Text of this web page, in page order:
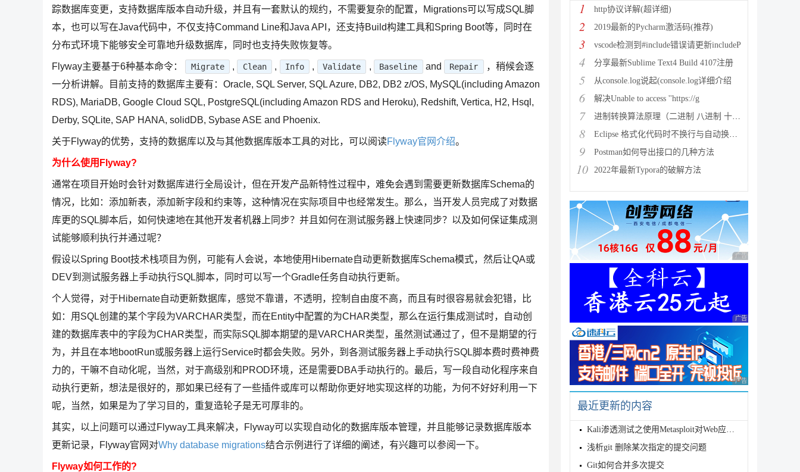
踪数据库变更，支持数据库版本自动升级，并且有一套默认的规约，不需要复杂的配置，Migrations可以写成SQL脚
本，也可以写在Java代码中，不仅支持Command Line和Java API，还支持Build构建工具和Spring Boot等，同时在
分布式环境下能够安全可靠地升级数据库，同时也支持失败恢复等。
Flyway主要基于6种基本命令： Migrate , Clean , Info , Validate , Baseline and Repair
，稍候会逐
一分析讲解。目前支持的数据库主要有：Oracle, SQL Server, SQL Azure, DB2, DB2 z/OS, MySQL(including Amazon
RDS), MariaDB, Google Cloud SQL, PostgreSQL(including Amazon RDS and Heroku), Redshift, Vertica, H2, Hsql,
Derby, SQLite, SAP HANA, solidDB, Sybase ASE and Phoenix.
关于Flyway的优势，支持的数据库以及与其他数据库版本工具的对比，可以阅读Flyway官网介绍。
为什么使用Flyway?
通常在项目开始时会针对数据库进行全局设计，但在开发产品新特性过程中，难免会遇到需要更新数据库Schema的
情况，比如：添加新表，添加新字段和约束等，这种情况在实际项目中也经常发生。那么，当开发人员完成了对数据
库更的SQL脚本后，如何快速地在其他开发者机器上同步？并且如何在测试服务器上快速同步？以及如何保证集成测
试能够顺利执行并通过呢？
假设以Spring Boot技术栈项目为例，可能有人会说，本地使用Hibernate自动更新数据库Schema模式，然后让QA或
DEV到测试服务器上手动执行SQL脚本，同时可以写一个Gradle任务自动执行更新。
个人觉得，对于Hibernate自动更新数据库，感觉不靠谱，不透明，控制自由度不高，而且有时很容易就会犯错，比
如：用SQL创建的某个字段为VARCHAR类型，而在Entity中配置的为CHAR类型，那么在运行集成测试时，自动创
建的数据库表中的字段为CHAR类型，而实际SQL脚本期望的是VARCHAR类型，虽然测试通过了，但不是期望的行
为，并且在本地bootRun或服务器上运行Service时都会失败。另外，到各测试服务器上手动执行SQL脚本费时费神费
力的，干嘛不自动化呢，当然，对于高级别和PROD环境，还是需要DBA手动执行的。最后，写一段自动化程序来自
动执行更新，想法是很好的，那如果已经有了一些插件或库可以帮助你更好地实现这样的功能，为何不好好利用一下
呢，当然，如果是为了学习目的，重复造轮子是无可厚非的。
其实，以上问题可以通过Flyway工具来解决，Flyway可以实现自动化的数据库版本管理，并且能够记录数据库版本
更新记录，Flyway官网对Why database migrations结合示例进行了详细的阐述，有兴趣可以参阅一下。
Flyway如何工作的?
1 http协议详解(超详细)
2 2019最新的Pycharm激活码(推荐)
3 vscode检测到#include错误请更新includeP
4 分享最新Sublime Text4 Build 4107注册
5 从console.log说起(console.log详细介绍
6 解决Unable to access ''https://g
7 进制转换算法原理（二进制 八进制 十进制 十六进制）
8 Eclipse 格式化代码时不换行与自动换行的实现方法
9 Postman如何导出接口的几种方法
10 2022年最新Typora的破解方法
广告 商业广告，理性
广告 商业广告，理性
广告 商业广告，理性
最近更新的内容
Kali渗透测试之使用Metasploit对Web应用的攻击
浅析git 删除某次指定的提交问题
Git如何合并多次提交